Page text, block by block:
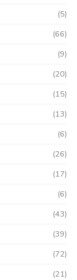
(5)
(66)
(9)
(20)
(15)
(13)
(6)
(26)
(17)
(6)
(43)
(39)
(72)
(21)